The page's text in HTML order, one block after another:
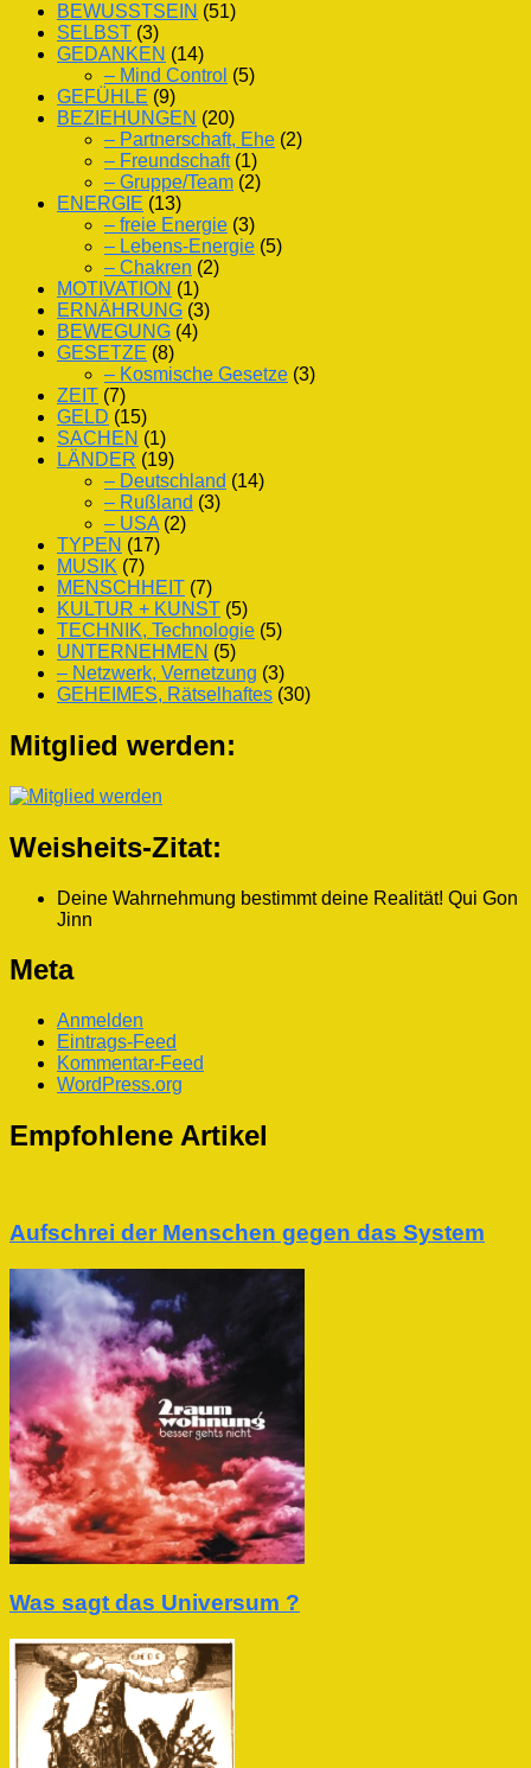
BEWUSSTSEIN (51)
SELBST (3)
GEDANKEN (14)
– Mind Control (5)
GEFÜHLE (9)
BEZIEHUNGEN (20)
– Partnerschaft, Ehe (2)
– Freundschaft(1)
– Gruppe/Team (2)
ENERGIE (13)
– freie Energie (3)
– Lebens-Energie (5)
– Chakren (2)
MOTIVATION (1)
ERNÄHRUNG (3)
BEWEGUNG (4)
GESETZE (8)
– Kosmische Gesetze (3)
ZEIT (7)
GELD (15)
SACHEN (1)
LÄNDER (19)
– Deutschland (14)
– Rußland (3)
– USA (2)
TYPEN (17)
MUSIK (7)
MENSCHHEIT (7)
KULTUR + KUNST (5)
TECHNIK, Technologie (5)
UNTERNEHMEN (5)
– Netzwerk, Vernetzung (3)
GEHEIMES, Rätselhaftes (30)
Mitglied werden:
Weisheits-Zitat:
Deine Wahrnehmung bestimmt deine Realität! Qui Gon
Jinn
Meta
Anmelden
Eintrags-Feed
Kommentar-Feed
WordPress.org
Empfohlene Artikel
Aufschrei der Menschen gegen das System
Was sagt das Universum ?